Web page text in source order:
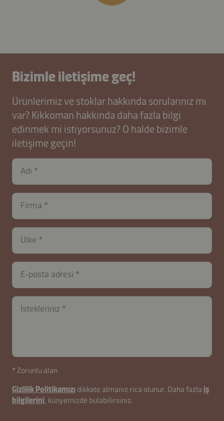
Bizimle iletişime geç!
Ürünlerimiz ve stoklar hakkında sorularınız mı
var? Kikkoman hakkında daha fazla bilgi
edinmek mi istiyorsunuz? O halde bizimle
iletişime geçin!
Adı
Firma
Ülke
E-posta adresi
İstekleriniz
contactTR-
26627-
YJvZCKldcMTGqpEryX4xt
* Zorunlu alan
Gizlilik Politikamızı dikkate almanız rica olunur. Daha fazla iş
bilgilerini, künyemizde bulabilirsiniz.